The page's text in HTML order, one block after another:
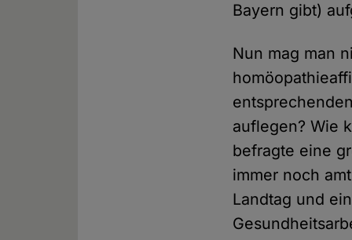
Bayern gibt)
Nun mag man
auflegen? Wie
befragte eine
immer noch
Landtag und